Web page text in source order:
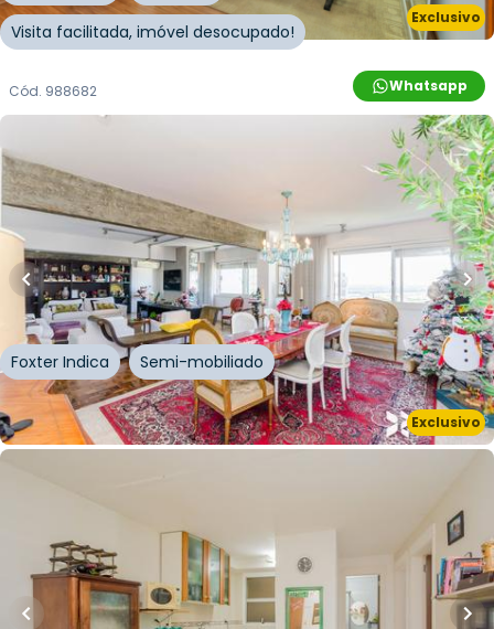
Exclusivo
Visita facilitada, imóvel desocupado!
Whatsapp
Cód. 988682
Exclusivo
R$1.757.000,00
248m² • 3 quartos•3banheiros
Apartamento • Edifício Vila Rica
Avenida Independência,Independência
Porto
Alegre
Foxter Indica Semi-mobiliado
Whatsapp
Cód. 203504
% OFF
39m²•2quartos banheiro•
vaga
Apartamento • Residencial 26 De Março